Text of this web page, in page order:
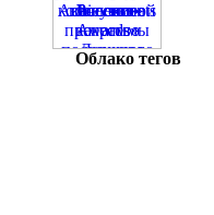
Облако тегов